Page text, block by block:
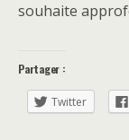
souhaite
Partager :
Twitter